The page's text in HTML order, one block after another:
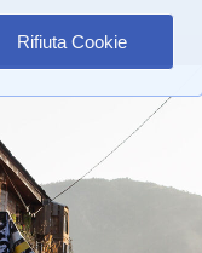
Rifiuta Cookie